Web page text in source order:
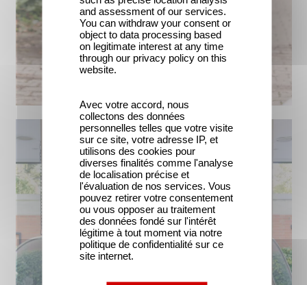
and assessment of our services.
You can withdraw your consent or
object to data processing based
on legitimate interest at any time
through our privacy policy on this
website.
Avec votre accord, nous
collectons des données
personnelles telles que votre visite
sur ce site, votre adresse IP, et
utilisons des cookies pour
diverses finalités comme l'analyse
de localisation précise et
l'évaluation de nos services. Vous
pouvez retirer votre consentement
ou vous opposer au traitement
des données fondé sur l'intérêt
légitime à tout moment via notre
politique de confidentialité sur ce
site internet.